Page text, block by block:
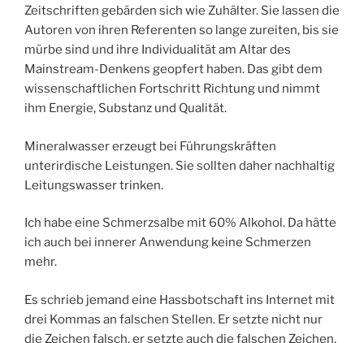
Zeitschriften gebärden sich wie Zuhälter. Sie lassen die
Autoren von ihren Referenten so lange zureiten, bis sie
mürbe sind und ihre Individualität am Altar des
Mainstream-Denkens geopfert haben. Das gibt dem
wissenschaftlichen Fortschritt Richtung und nimmt
ihm Energie, Substanz und Qualität.
Mineralwasser erzeugt bei Führungskräften
unterirdische Leistungen. Sie sollten daher nachhaltig
Leitungswasser trinken.
Ich habe eine Schmerzsalbe mit 60% Alkohol. Da hätte
ich auch bei innerer Anwendung keine Schmerzen
mehr.
Es schrieb jemand eine Hassbotschaft ins Internet mit
drei Kommas an falschen Stellen. Er setzte nicht nur
die Zeichen falsch, er setzte auch die falschen Zeichen.